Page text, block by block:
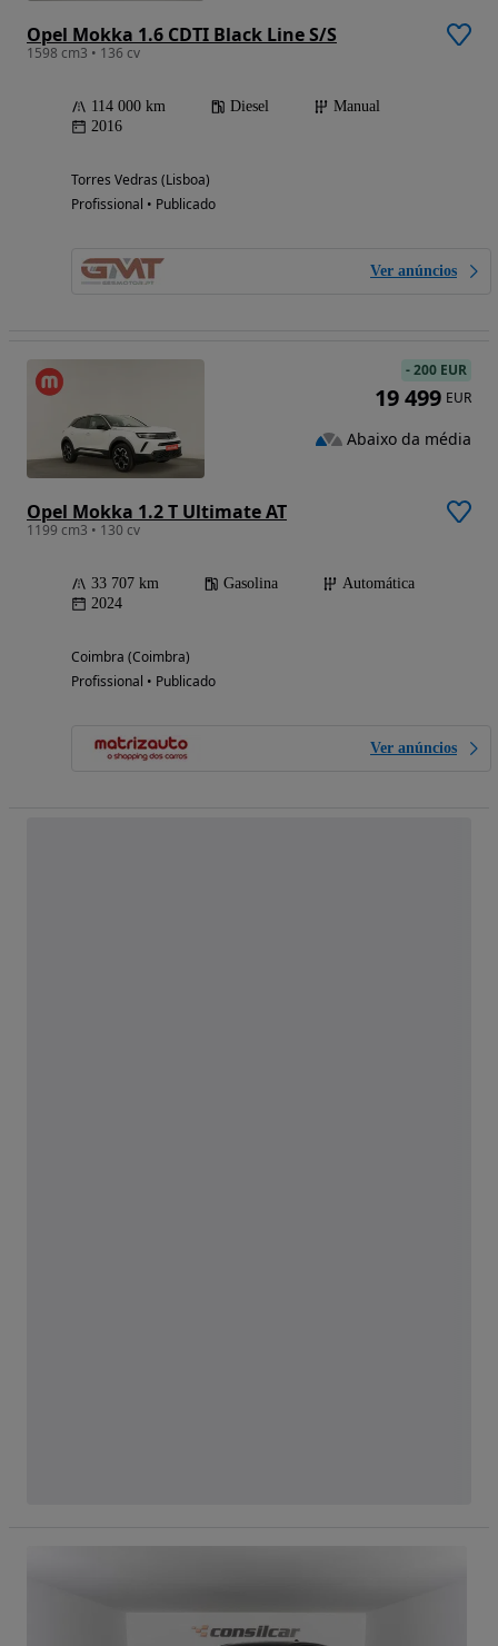
Opel Mokka 1.6 CDTI Black Line S/S
1598 cm3 • 136 cv
114 000 km Diesel
Manual
2016
Torres Vedras (Lisboa)
Profissional • Publicado
Ver anúncios
Opel Mokka 1.2 T Ultimate AT
1199 cm3 • 130 cv
33 707 km Gasolina
Automática
2024
Coimbra (Coimbra)
Profissional • Publicado
Ver anúncios
-200 EUR
19 499 EUR
Abaixo da média